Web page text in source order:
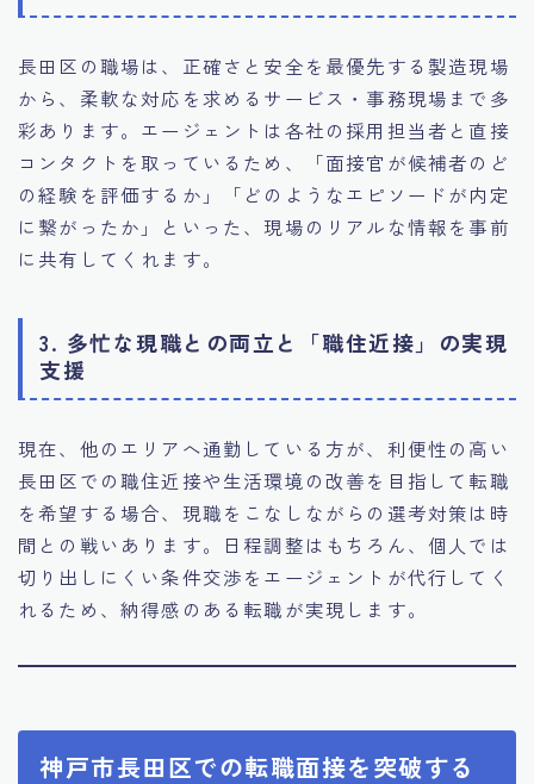
長田区の職場は、正確さと安全を最優先する製造現場
から、柔軟な対応を求めるサービス・事務現場まで多
彩あります。エージェントは各社の採用担当者と直接
コンタクトを取っているため、「面接官が候補者のど
の経験を評価するか」「どのようなエピソードが内定
に繋がったか」といった、現場のリアルな情報を事前
に共有してくれます。
3. 多忙な現職との両立と「職住近接」の実現
支援
現在、他のエリアへ通勤している方が、利便性の高い
長田区での職住近接や生活環境の改善を目指して転職
を希望する場合、現職をこなしながらの選考対策は時
間との戦いあります。日程調整はもちろん、個人では
切り出しにくい条件交渉をエージェントが代行してく
れるため、納得感のある転職が実現します。
神戸市長田区での転職面接を突破する